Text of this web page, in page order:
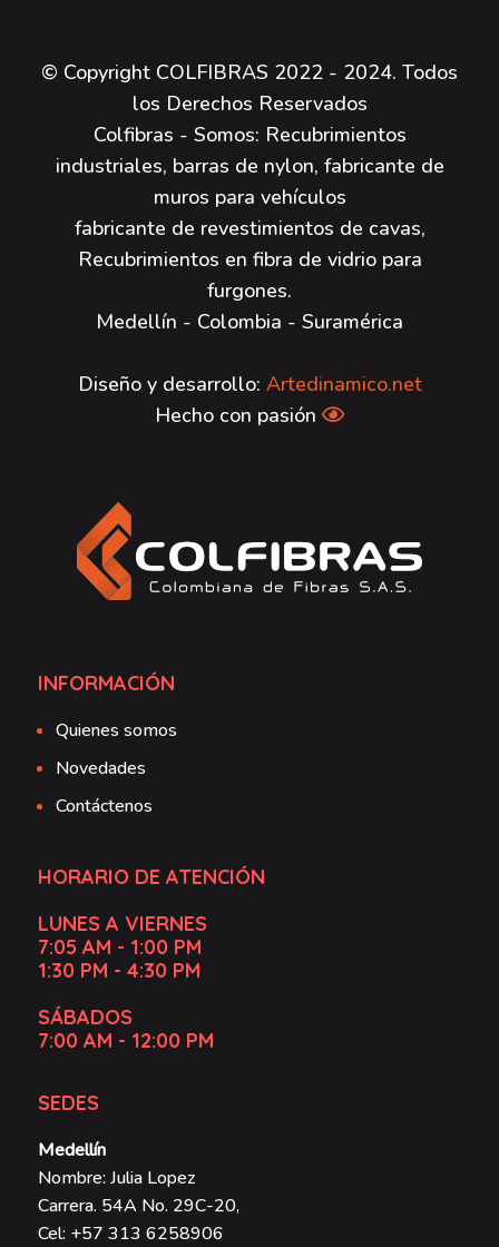
© Copyright COLFIBRAS 2022 - 2024. Todos
los Derechos Reservados
Colfibras - Somos: Recubrimientos
industriales, barras de nylon, fabricante de
muros para vehículos
fabricante de revestimientos de cavas,
Recubrimientos en fibra de vidrio para
furgones.
Medellín - Colombia - Suramérica
Diseño y desarrollo: Artedinamico.net
Hecho con pasión
INFORMACIÓN
Quienes somos
Novedades
Contáctenos
HORARIO DE ATENCIÓN
LUNES A VIERNES
7:05 AM - 1:00 PM
1:30 PM - 4:30 PM
SÁBADOS
7:00 AM - 12:00 PM
SEDES
Medellín
Nombre: Julia Lopez
Carrera. 54A No. 29C-20,
Cel: +57 313 6258906